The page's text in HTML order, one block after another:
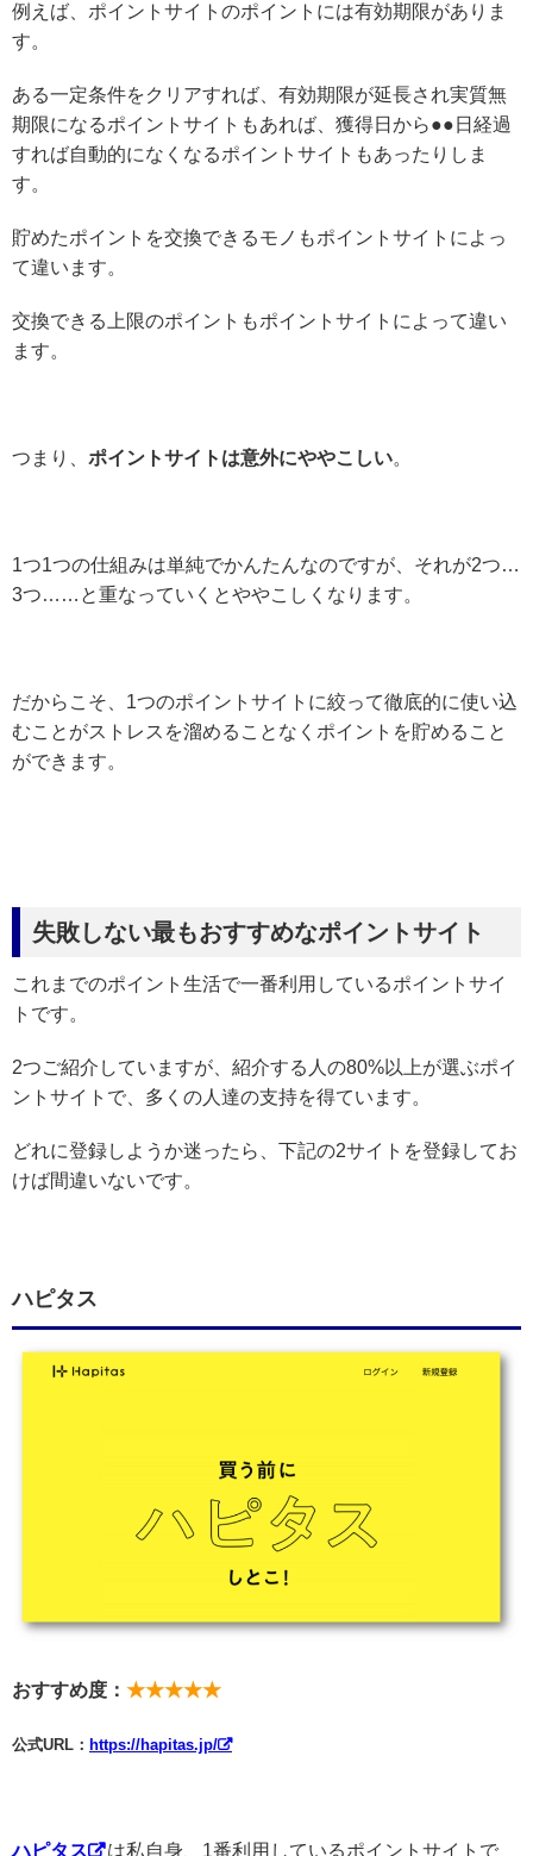
例えば、ポイントサイトのポイントには有効期限がありま
す。
ある一定条件をクリアすれば、有効期限が延長され実質無
期限になるポイントサイトもあれば、獲得日から●●日経過
すれば自動的になくなるポイントサイトもあったりしま
す。
貯めたポイントを交換できるモノもポイントサイトによっ
て違います。
交換できる上限のポイントもポイントサイトによって違い
ます。
つまり、 ポイントサイトは意外にややこしい。
1つ1つの仕組みは単純でかんたんなのですが、それが2つ…
3つ……と重なっていくとややこしくなります。
だからこそ、1つのポイントサイトに絞って徹底的に使い込
むことがストレスを溜めることなくポイントを貯めること
ができます。
失敗しない最もおすすめなポイントサイト
これまでのポイント生活で一番利用しているポイントサイ
トです。
2つご紹介していますが、紹介する人の80%以上が選ぶポイ
ントサイトで、多くの人達の支持を得ています。
どれに登録しようか迷ったら、下記の2サイトを登録してお
けば間違いないです。
ハピタス
おすすめ度： ★★★★★
公式URL： https://hapitas.jp/
ハピタス は私自身、1番利用しているポイントサイトで